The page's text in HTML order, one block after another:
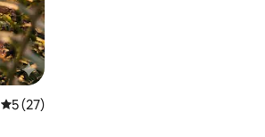
5 de uma avaliação média de 5, 27 avaliações
5 (27)